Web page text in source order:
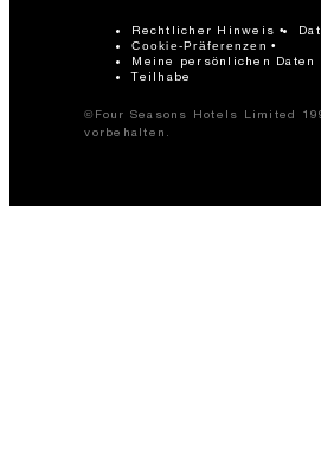
Rechtlicher Hinweis
Cookie-Präferenzen
Meine persönlichen Daten
Teilhabe
©Four Seasons Hotels Limited
vorbehalten.